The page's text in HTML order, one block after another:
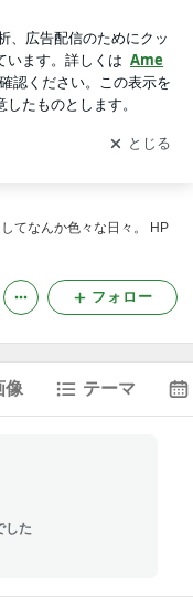
を受け取りまし
開く
てなんか色々な日々。 HP
フォロー
像 テーマ
した